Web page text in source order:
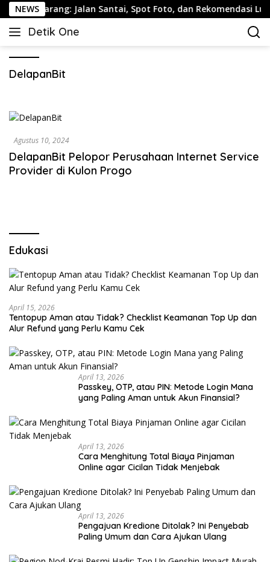
Langsung
ke
konten
NEWS
Semarang: Jalan Santai, Spot Foto, dan Rekomendasi
Detik One
Tajam
DelapanBit
Agustus 10, 2024
DelapanBit Pelopor Perusahaan Internet Service
Provider di Kulon Progo
Edukasi
April 15, 2026
Tentopup Aman atau Tidak? Checklist Keamanan Top Up dan
Alur Refund yang Perlu Kamu Cek
April 13, 2026
Passkey, OTP, atau PIN: Metode Login Mana
yang Paling Aman untuk Akun Finansial?
April 13, 2026
Cara Menghitung Total Biaya Pinjaman
Online agar Cicilan Tidak Menjebak
April 13, 2026
Pengajuan Kredione Ditolak? Ini Penyebab
Paling Umum dan Cara Ajukan Ulang